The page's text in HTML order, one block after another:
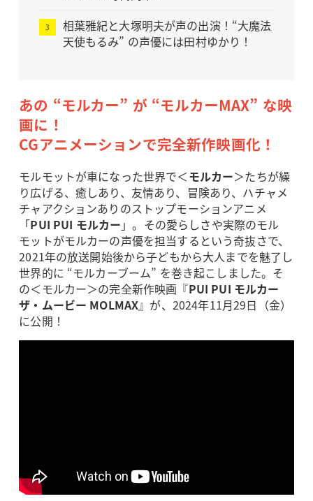
相葉雅紀と大塚明夫が声の出演！“大魔法
天使もるみ” の声優には田村ゆかり！
あの “モルカー” が “モルカーMAX” な映
画に！
CGアニメーションで完全新作映画化！
モルモットが車になった世界で＜モルカー＞たちが繰
り広げる、癒しあり、友情あり、冒険あり、ハチャメ
チャアクションありのストップモーションアニメ
「PUI PUI モルカー 」。その愛らしさや実際のモル
モットがモルカーの声優を担当するという奇抜さで、
2021年の放送開始後から子どもから大人までを魅了し
世界的に “モルカーブーム” を巻き起こしました。そ
の＜モルカー＞の完全新作映画『PUI PUI モルカー
ザ・ムービー MOLMAX』が、2024年11月29日（金）
に公開！